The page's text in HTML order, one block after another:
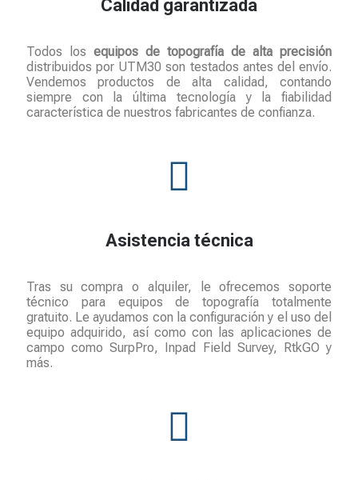
Calidad garantizada
Todos los equipos de topografía de alta precisión
distribuidos por UTM30 son testados antes del envío.
Vendemos productos de alta calidad, contando
siempre con la última tecnología y la fiabilidad
característica de nuestros fabricantes de confianza.
Asistencia técnica
Tras su compra o alquiler, le ofrecemos soporte
técnico para equipos de topografía totalmente
gratuito. Le ayudamos con la configuración y el uso del
equipo adquirido, así como con las aplicaciones de
campo como SurpPro, Inpad Field Survey, RtkGO y
más.